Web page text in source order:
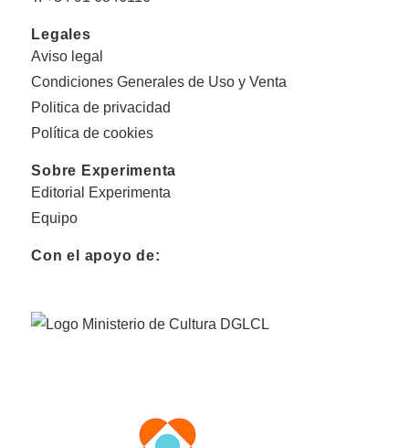
Legales
Aviso legal
Condiciones Generales de Uso y Venta
Politica de privacidad
Política de cookies
Sobre Experimenta
Editorial Experimenta
Equipo
Con el apoyo de: